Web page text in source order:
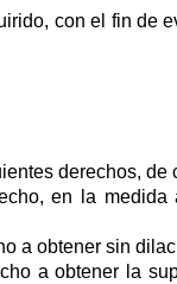
con el fin de
derechos,
en la
a obtener sin
a obtener la